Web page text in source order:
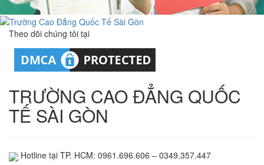
Theo dõi chúng tôi tại
TRƯỜNG CAO ĐẲNG QUỐC
TẾ SÀI GÒN
Hotline tại TP. HCM: 0961.696.606 – 0349.357.447